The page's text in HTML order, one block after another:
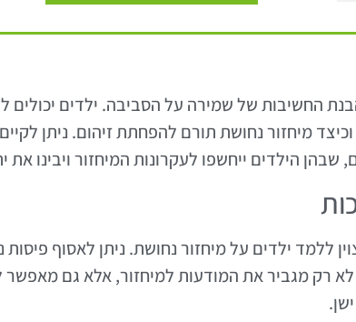
החשיבות של שמירה על הסביבה. ילדים יכולים
מיחזור נחושת תורם להפחתת זיהום. ניתן
הילדים ייחשפו לעקרונות המיחזור ויבינו את
ללמד ילדים על מיחזור נחושת. ניתן לאסוף פיסות
רק מגביר את המודעות למיחזור, אלא גם מאפשר